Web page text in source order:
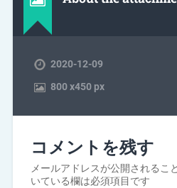
2020-12-09
800x450 px
コメントを残す
メールアドレスが公開されるこ
いている欄は必須項目です